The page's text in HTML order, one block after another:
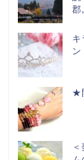
郡
キ
★